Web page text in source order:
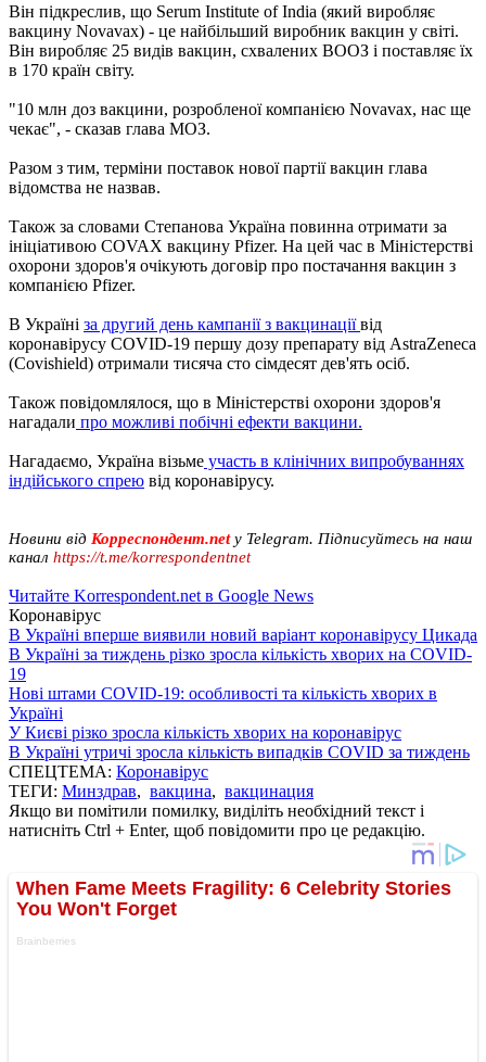
Він підкреслив, що Serum Institute of India (який виробляє
вакцину Novavax) - це найбільший виробник вакцин у світі.
Він виробляє 25 видів вакцин, схвалених ВООЗ і поставляє їх
в 170 країн світу.
"10 млн доз вакцини, розробленої компанією Novavax, нас ще
чекає", - сказав глава МОЗ.
Разом з тим, терміни поставок нової партії вакцин глава
відомства не назвав.
Також за словами Степанова Україна повинна отримати за
ініціативою COVAX вакцину Pfizer. На цей час в Міністерстві
охорони здоров'я очікують договір про постачання вакцин з
компанією Pfizer.
В Україні за другий день кампанії з вакцинаціївід
коронавірусу COVID-19 першу дозу препарату від AstraZeneca
(Covishield) отримали тисяча сто сімдесят дев'ять осіб.
Також повідомлялося, що в Міністерстві охорони здоров'я
нагадали про можливі побічні ефекти вакцини.
Нагадаємо, Україна візьме участь в клінічних випробуваннях
індійського спрею від коронавірусу.
Новини від Корреспондент.netу Telegram. Підписуйтесь на наш
канал https://t.me/korrespondentnet
Читайте Korrespondent.net в Google News
Коронавірус
В Україні вперше виявили новий варіант коронавірусу Цикада
В Україні за тиждень різко зросла кількість хворих на COVID-
19
Нові штами COVID-19: особливості та кількість хворих в
Україні
У Києві різко зросла кількість хворих на коронавірус
В Україні утричі зросла кількість випадків COVID за тиждень
СПЕЦТЕМА: Коронавірус
ТЕГИ: Минздрав, вакцина, вакцинация
Якщо ви помітили помилку, виділіть необхідний текст і
натисніть Ctrl + Enter, щоб повідомити про це редакцію.